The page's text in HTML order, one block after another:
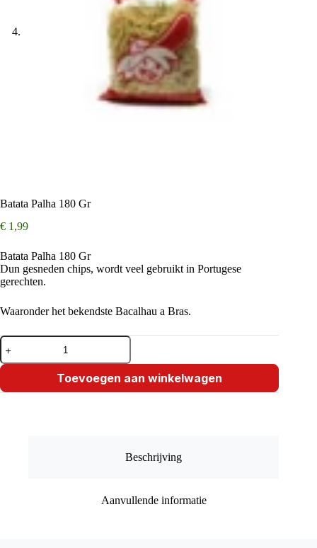
Batata Palha 180 Gr
€ 1,99
Batata Palha 180 Gr
Dun gesneden chips, wordt veel gebruikt in Portugese
gerechten.
Waaronder het bekendste Bacalhau a Bras.
Batata
Palha
180
aantal
Toevoegen aan winkelwagen
Beschrijving
Aanvullende informatie